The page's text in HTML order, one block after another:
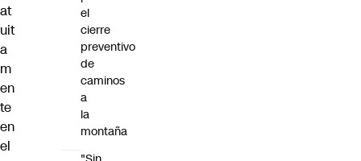
at
uit
a
m
en
te
en
el
el
cierre
preventivo
de
caminos
a
la
montaña